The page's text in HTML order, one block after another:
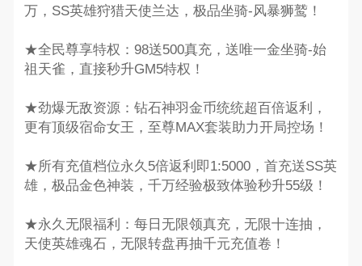
万，SS英雄狩猎天使兰达，极品坐骑-风暴狮鹫！
★全民尊享特权：98送500真充，送唯一金坐骑-始
祖天雀，直接秒升GM5特权！
★劲爆无敌资源：钻石神羽金币统统超百倍返利，
更有顶级宿命女王，至尊MAX套装助力开局控场！
★所有充值档位永久5倍返利即1:5000，首充送SS英
雄，极品金色神装，千万经验极致体验秒升55级！
★永久无限福利：每日无限领真充，无限十连抽，
天使英雄魂石，无限转盘再抽千元充值卷！